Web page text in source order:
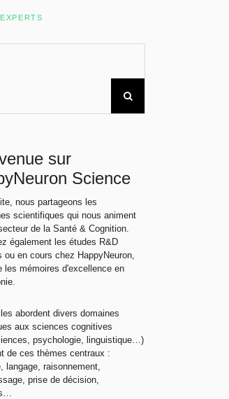
sur le site
sur
Science
nous partageons les
scientifiques qui nous animent
de la Santé & Cognition.
également les études R&D
ou en cours chez HappyNeuron,
les mémoires d'excellence en
abordent divers domaines
aux sciences cognitives
psychologie, linguistique…)
de ces thèmes centraux :
langage, raisonnement,
prise de décision,